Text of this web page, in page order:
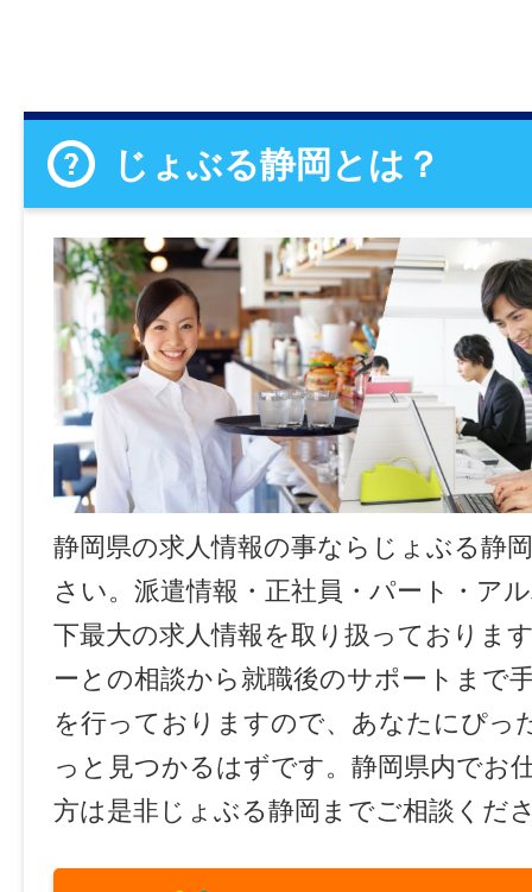
じょぶる静岡とは？
静岡県の求人情報の事ならじょぶる静
さい。派遣情報・正社員・パート・ア
下最大の求人情報を取り扱っておりま
ーとの相談から就職後のサポートまで
を行っておりますので、あなたにぴっ
っと見つかるはずです。静岡県内でお
方は是非じょぶる静岡までご相談くだ